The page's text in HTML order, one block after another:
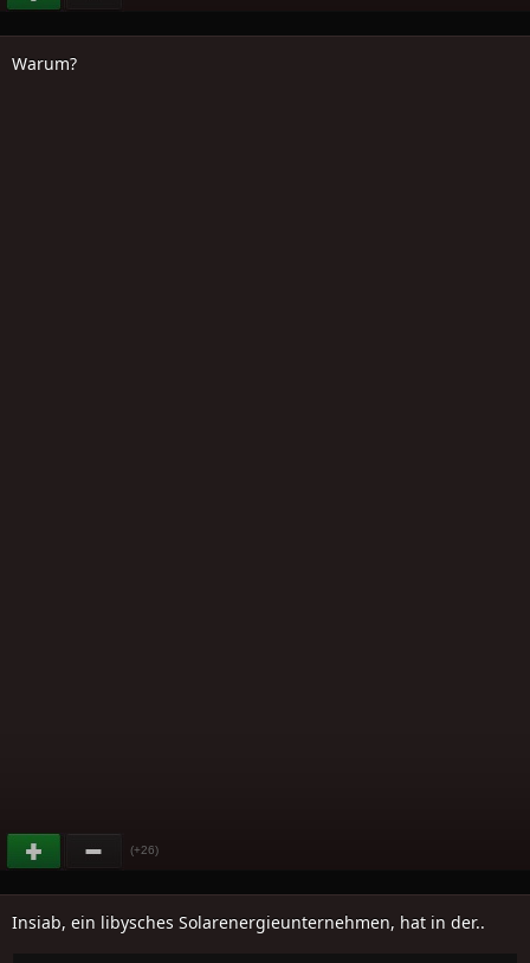
Warum?
(+26)
Insiab, ein libysches Solarenergieunternehmen, hat in der..